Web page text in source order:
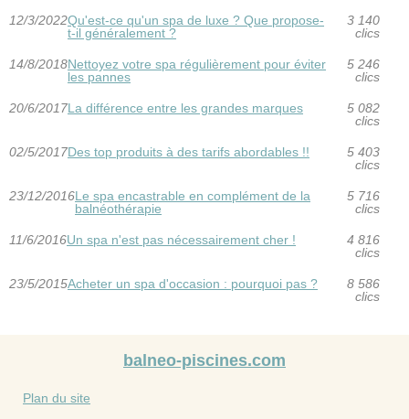
12/3/2022Qu'est-ce qu'un spa de luxe ? Que propose-
t-il généralement ?
3 140
clics
14/8/2018Nettoyez votre spa régulièrement pour éviter
les pannes
5 246
clics
20/6/2017La différence entre les grandes marques
5 082
clics
02/5/2017Des top produits à des tarifs abordables !!
5 403
clics
23/12/2016Le spa encastrable en complément de la
balnéothérapie
5 716
clics
11/6/2016Un spa n'est pas nécessairement cher !
4 816
clics
23/5/2015Acheter un spa d'occasion : pourquoi pas ?
8 586
clics
balneo-piscines.com
Plan du site